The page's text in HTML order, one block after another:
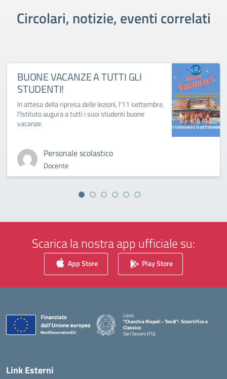
Circolari, notizie, eventi correlati
BUONE VACANZE A TUTTI GLI
STUDENTI!
In attesa della ripresa delle lezioni, l'11 settembre,
l'Istituto augura a tutti i suoi studenti buone
vacanze.
Personale scolastico
Docente
Scarica la nostra app ufficiale su:
App Store Play Store
Liceo
"Checchia Rispoli - Tondi"- Scientifico e
Classico
San Severo (FG)
Link Esterni